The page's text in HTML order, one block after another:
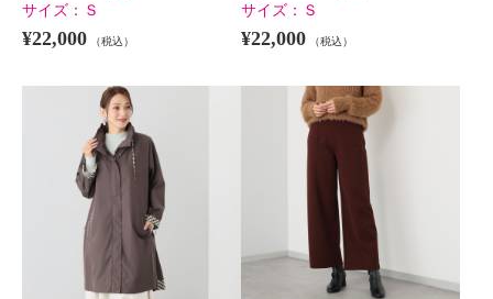
サイズ： Ｓ
¥22,000 （税込）
サイズ： Ｓ
¥22,000 （税込）